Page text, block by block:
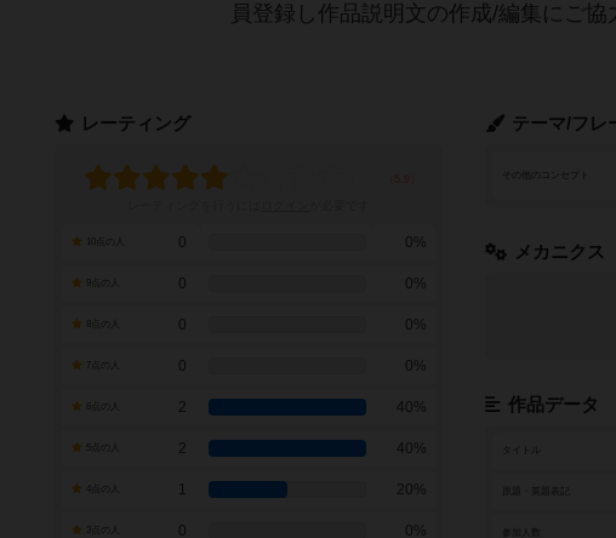
員登録し作品説明文の作成/編集にご協
テーマ/フレ
その他のコンセプト
メカニクス
作品データ
タイトル
参加人数
レーティング
0 0%
0 0%
0 0%
7点の人 0 0%
2 40%
2 40%
1 20%
0 0%